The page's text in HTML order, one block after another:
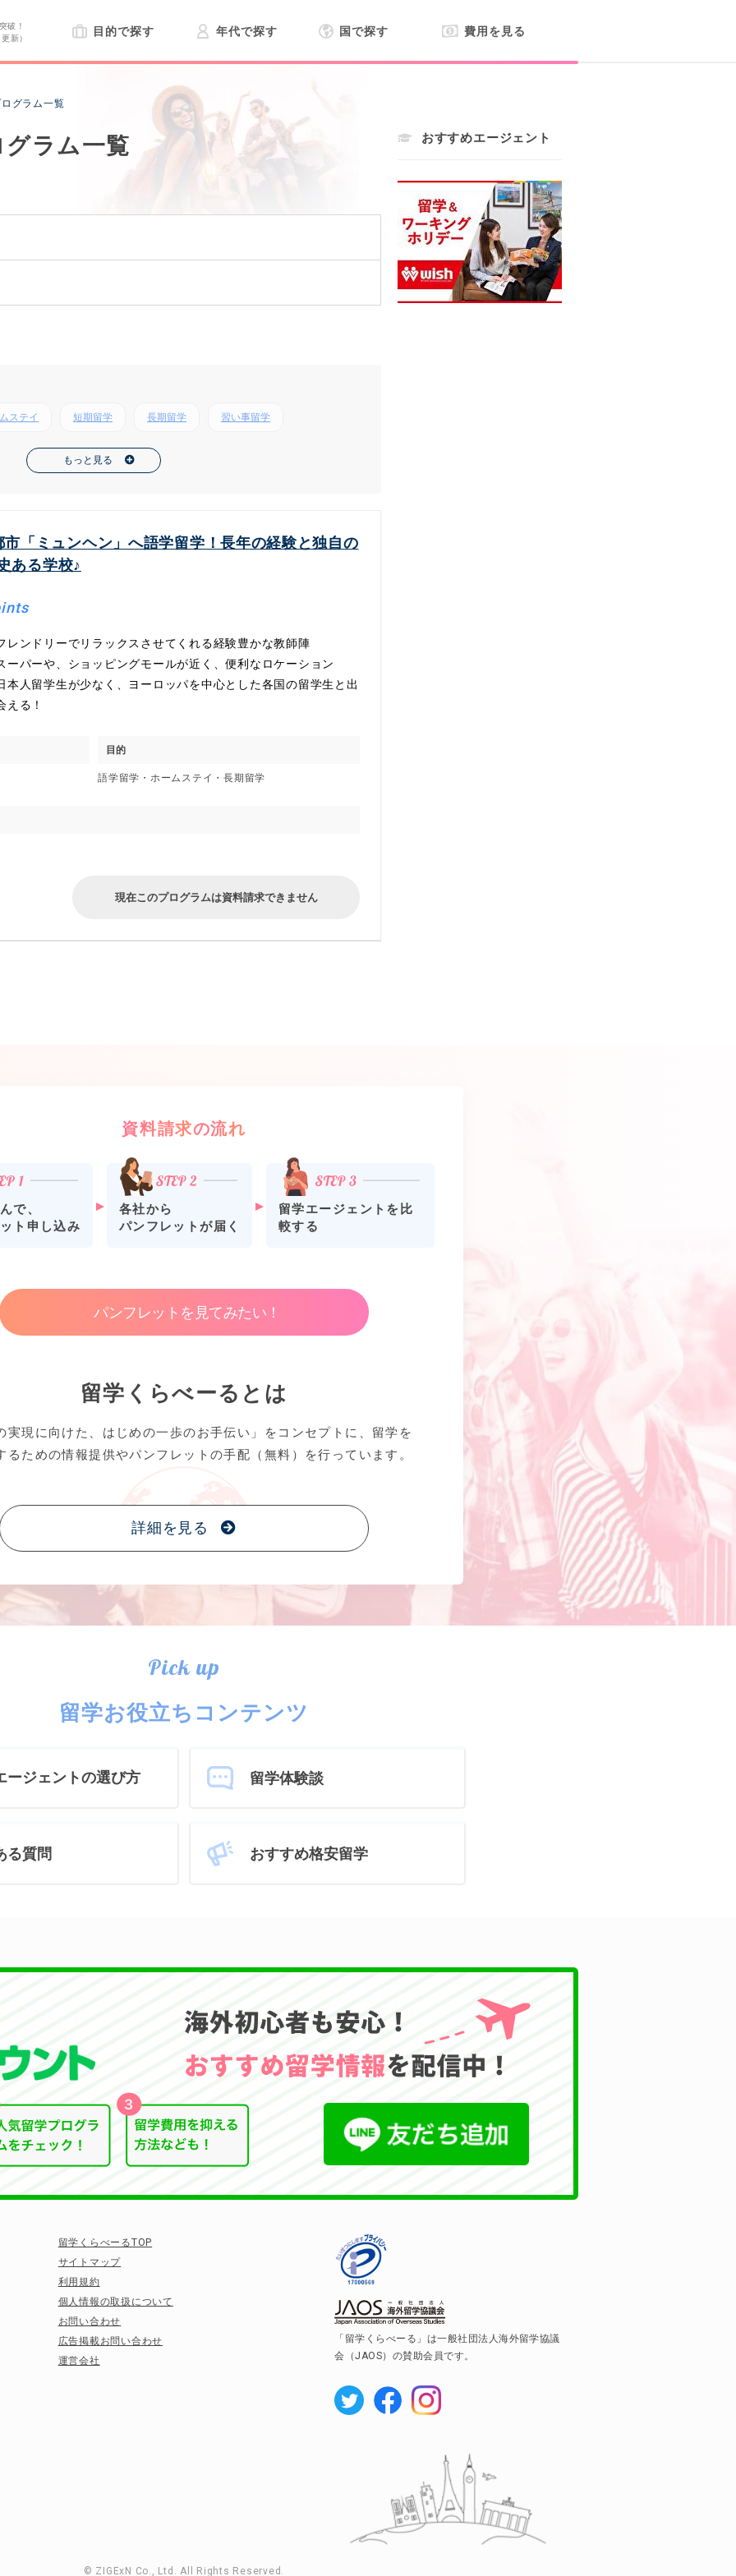
破！
新）
目的で探す 年代で探す 国で探す 費用を見る
グラム一覧
ラム一覧
ステイ 短期留学 長期留学 習い事留学
もっと見る
「ミュンヘン」へ語学留学！長年の経験と独自の
ある学校♪
レンドリーでリラックスさせてくれる経験豊かな教師陣
ーパーや、ショッピングモールが近く、便利なロケーション
本人留学生が少なく、ヨーロッパを中心とした各国の留学生と出
える！
目的
語学留学・ホームステイ・長期留学
現在このプログラムは資料請求できません
おすすめエージェント
資料請求の流れ
で、
ト申し込み
各社から
パンフレットが届く
留学エージェントを比
較する
パンフレットを見てみたい！
留学くらべーるとは
実現に向けた、はじめの一歩のお手伝い」をコンセプトに、留学を
るための情報提供やパンフレットの手配（無料）を行っています。
詳細を見る
Pick up
留学お役立ちコンテンツ
ージェントの選び方 留学体験談
る質問 おすすめ格安留学
留学くらべーるTOP
サイトマップ
利用規約
個人情報の取扱について
お問い合わせ
広告掲載お問い合わせ
運営会社
「留学くらべーる」は一般社団法人海外留学協議
会（JAOS）の賛助会員です。
© ZIGExN Co., Ltd. All Rights Reserved.